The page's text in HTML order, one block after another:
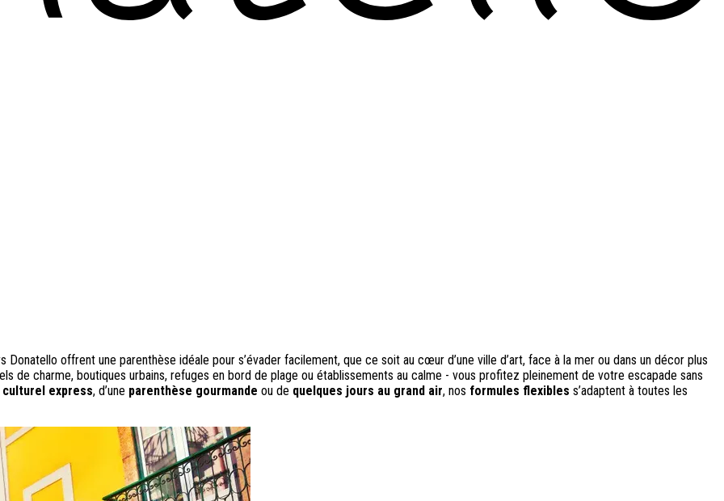
offrent une parenthèse idéale pour s’évader facilement, que ce soit au cœur d’une ville d’art, face à la mer ou dans un décor plus
de charme, boutiques urbains, refuges en bord de plage ou établissements au calme - vous profitez pleinement de votre escapade sans
express, d’une parenthèse gourmande ou de quelques jours au grand air, nos formules flexibles s’adaptent à toutes les